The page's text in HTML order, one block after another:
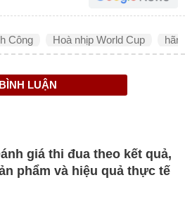
Công Hoà nhịp World Cup
BÌNH LUẬN
giá thi đua theo kết quả,
phẩm và hiệu quả thực tế